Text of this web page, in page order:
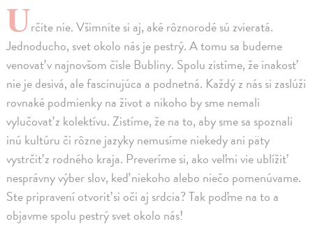
Určite nie. Všimnite si aj, aké rôznorodé sú zvieratá.
Jednoducho, svet okolo nás je pestrý. A tomu sa budeme
venovať v najnovšom čísle Bubliny. Spolu zistíme, že inakosť
nie je desivá, ale fascinujúca a podnetná. Každý z nás si zaslúži
rovnaké podmienky na život a nikoho by sme nemali
vylučovať z kolektívu. Zistíme, že na to, aby sme sa spoznali
inú kultúru či rôzne jazyky nemusíme niekedy ani päty
vystrčiť z rodného kraja. Preveríme si, ako veľmi vie ublížiť
nesprávny výber slov, keď niekoho alebo niečo pomenúvame.
Ste pripravení otvoriť si oči aj srdcia? Tak poďme na to a
objavme spolu pestrý svet okolo nás!